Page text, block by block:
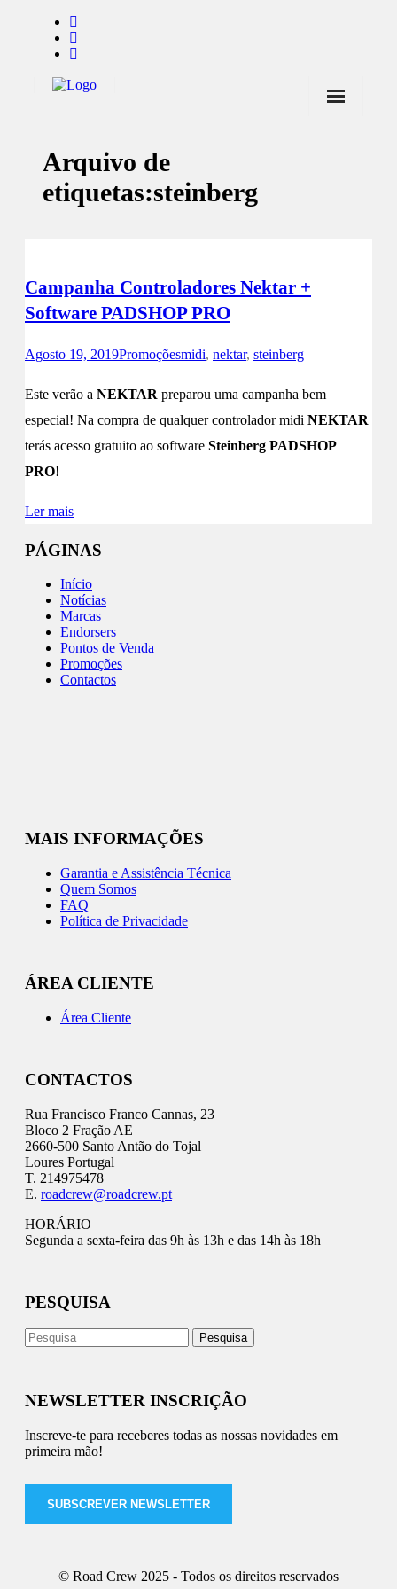
Notícias
Marcas
Promoções
Arquivo de
etiquetas:steinberg
Campanha Controladores Nektar +
Software PADSHOP PRO
Agosto 19, 2019Promoçõesmidi, nektar, steinberg
Este verão a NEKTAR preparou uma campanha bem
especial! Na compra de qualquer controlador midi NEKTAR
terás acesso gratuito ao software Steinberg PADSHOP
PRO!
Ler mais
PÁGINAS
Início
Notícias
Marcas
Endorsers
Pontos de Venda
Promoções
Contactos
MAIS INFORMAÇÕES
Garantia e Assistência Técnica
Quem Somos
FAQ
Política de Privacidade
ÁREA CLIENTE
Área Cliente
CONTACTOS
Rua Francisco Franco Cannas, 23
Bloco 2 Fração AE
2660-500 Santo Antão do Tojal
Loures Portugal
T. 214975478
E. roadcrew@roadcrew.pt
HORÁRIO
Segunda a sexta-feira das 9h às 13h e das 14h às 18h
PESQUISA
NEWSLETTER INSCRIÇÃO
Inscreve-te para receberes todas as nossas novidades em
primeira mão!
SUBSCREVER NEWSLETTER
© Road Crew 2025 - Todos os direitos reservados